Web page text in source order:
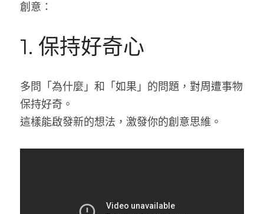
創意：
1. 保持好奇心
多問「為什麼」和「如果」的問題，對周遭事物
保持好奇。
這樣能啟發新的想法，激發你的創意思維。